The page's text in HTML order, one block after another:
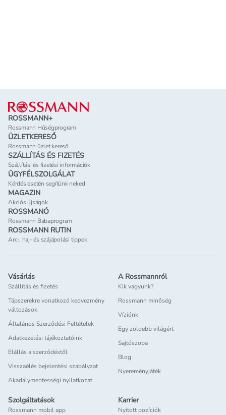
Lábléc
ROSSMANN+
Rossmann Hűségprogram
ÜZLETKERESŐ
Rossmann üzlet kereső
SZÁLLÍTÁS ÉS FIZETÉS
Szállítási és fizetési információk
ÜGYFÉLSZOLGÁLAT
Kérdés esetén segítünk neked
MAGAZIN
Akciós újságok
ROSSMANÓ
Rossmann Babaprogram
ROSSMANN RUTIN
Arc-, haj- és szájápolási tippek
Vásárlás
Szállítás és fizetés
Tápszerekre vonatkozó kedvezmény
változások
Általános Szerződési Feltételek
Adatkezelési tájékoztatóink
Elállás a szerződéstől
Visszaélés bejelentési szabályzat
Akadálymentességi nyilatkozat
A Rossmannról
Kik vagyunk?
Rossmann minőség
Víziónk
Egy zöldebb világért
Sajtószoba
Blog
Nyereményjáték
Szolgáltatások
Rossmann mobil app
Karrier
Nyitott pozíciók